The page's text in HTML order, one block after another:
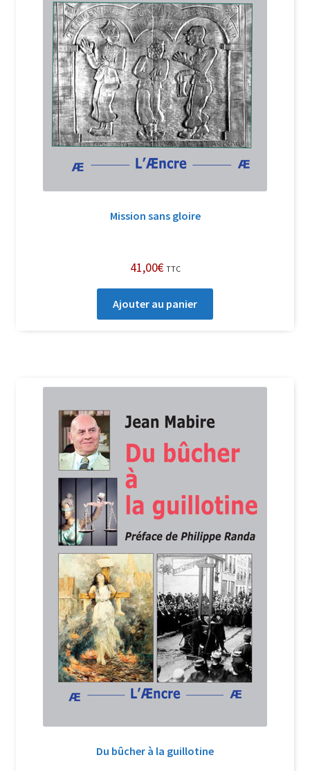
Mission sans gloire
41,00€ TTC
Ajouter au panier
Du bûcher à la guillotine